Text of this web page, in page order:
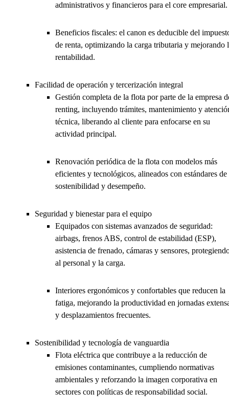
administrativos y financieros para el core empresarial.
Beneficios fiscales: el canon es deducible del
de renta, optimizando la carga tributaria y mejorando
rentabilidad.
Facilidad de operación y tercerización integral
Gestión completa de la flota por parte de la empresa
renting, incluyendo trámites, mantenimiento y
técnica, liberando al cliente para enfocarse en su
actividad principal.
Renovación periódica de la flota con modelos más
eficientes y tecnológicos, alineados con estándares de
sostenibilidad y desempeño.
Seguridad y bienestar para el equipo
Equipados con sistemas avanzados de seguridad:
airbags, frenos ABS, control de estabilidad (ESP),
asistencia de frenado, cámaras y sensores,
al personal y la carga.
Interiores ergonómicos y confortables que reducen la
fatiga, mejorando la productividad en jornadas
y desplazamientos frecuentes.
Sostenibilidad y tecnología de vanguardia
Flota eléctrica que contribuye a la reducción de
emisiones contaminantes, cumpliendo normativas
ambientales y reforzando la imagen corporativa en
sectores con políticas de responsabilidad social.